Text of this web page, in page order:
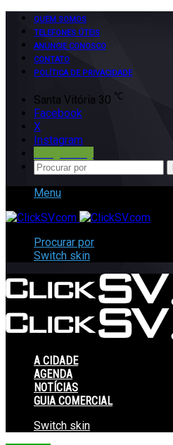
QUEM SOMOS
TELEFONES ÚTEIS
ANUNCIE CONOSCO
CONTATO
POLÍTICA DE PRIVACIDADE
Santa Vitória 30 ℃
Facebook
X
Instagram
Menu
Procurar por
Switch skin
A CIDADE
AGENDA
NOTÍCIAS
GUIA COMERCIAL
Switch skin